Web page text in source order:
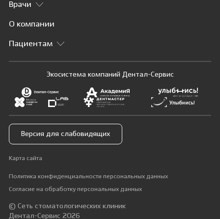
Врачи
О компании
Пациентам
Экосистема компаний Дентал-Сервис
Версия для слабовидящих
Карта сайта
Политика конфиденциальности персональных данных
Согласие на обработку персональных данных
© Сеть стоматологических клиник
Дентал-Сервис 2026